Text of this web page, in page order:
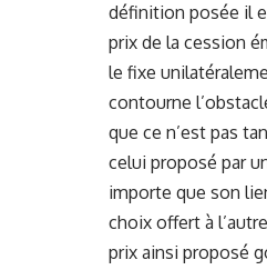
définition posée il
prix de la cession
le fixe
contourne
que ce n’est pas
celui proposé par
importe que son
choix offert à
prix ainsi proposé